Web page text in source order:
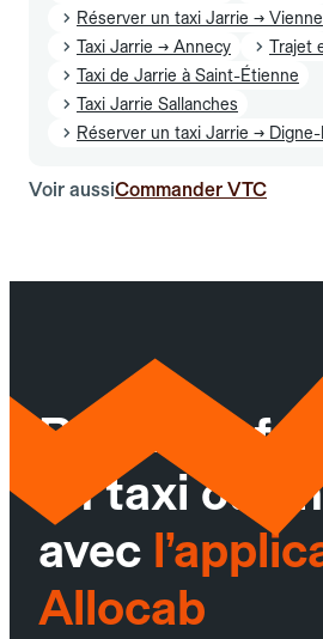
Réserver un taxi Jarrie → Vienne
Taxi Jarrie → Annecy
Trajet
Taxi de Jarrie à Saint-Étienne
Taxi Jarrie Sallanches
Réserver un taxi Jarrie →
Voir aussiCommander VTC
Réservez
un taxi ou
avec
Allocab